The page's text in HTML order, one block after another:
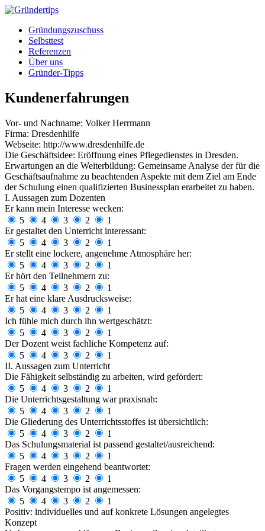
Gründungszuschuss
Selbsttest
Referenzen
Über uns
Gründer-Tipps
Kundenerfahrungen
Vor- und Nachname: Volker Herrmann
Firma: Dresdenhilfe
Webseite: http://www.dresdenhilfe.de
Die Geschäftsidee: Eröffnung eines Pflegedienstes in Dresden.
Erwartungen an die Weiterbildung: Gemeinsame Analyse der für die
Geschäftsaufnahme zu beachtenden Aspekte mit dem Ziel am Ende
der Schulung einen qualifizierten Businessplan erarbeitet zu haben.
I. Aussagen zum Dozenten
Er kann mein Interesse wecken:
5
4 3 2
1
Er gestaltet den Unterricht interessant:
5
4 3 2
1
Er stellt eine lockere, angenehme Atmosphäre her:
5
4 3 2
1
Er hört den Teilnehmern zu:
5
4 3 2
1
Er hat eine klare Ausdrucksweise:
5
4 3 2
1
Ich fühle mich durch ihn wertgeschätzt:
5
4 3 2
1
Der Dozent weist fachliche Kompetenz auf:
5
4 3 2
1
II. Aussagen zum Unterricht
Die Fähigkeit selbständig zu arbeiten, wird gefördert:
5
4 3 2
1
Die Unterrichtsgestaltung war praxisnah:
5
4 3 2
1
Die Gliederung des Unterrichtsstoffes ist übersichtlich:
5
4 3 2
1
Das Schulungsmaterial ist passend gestaltet/ausreichend:
5
4 3 2
1
Fragen werden eingehend beantwortet:
5
4 3 2
1
Das Vorgangstempo ist angemessen:
5
4 3 2
1
Positiv: individuelles und auf konkrete Lösungen angelegtes
Konzept